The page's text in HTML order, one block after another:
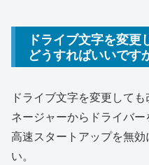
ドライブ文字を変
どうすればいいです
ドライブ文字を変更して
ネージャーからドライバー
高速スタートアップを無
い。